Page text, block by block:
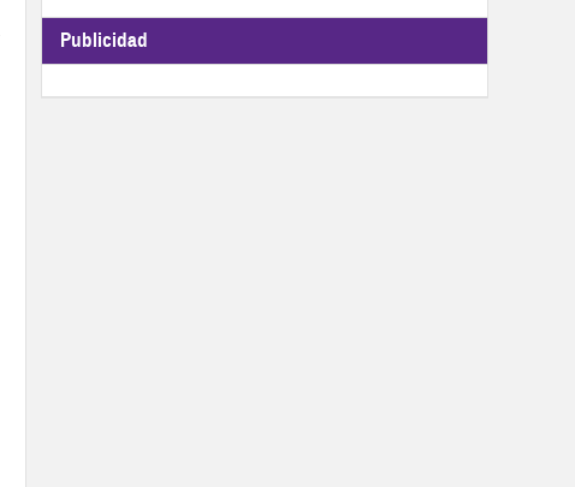
Publicidad